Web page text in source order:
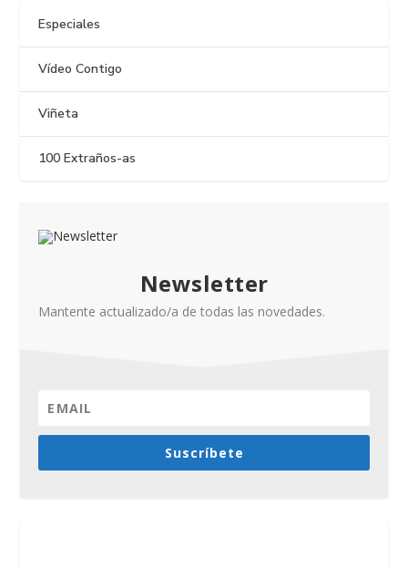
Especiales
Vídeo Contigo
Viñeta
100 Extraños-as
Newsletter
Mantente actualizado/a de todas las novedades.
Suscríbete